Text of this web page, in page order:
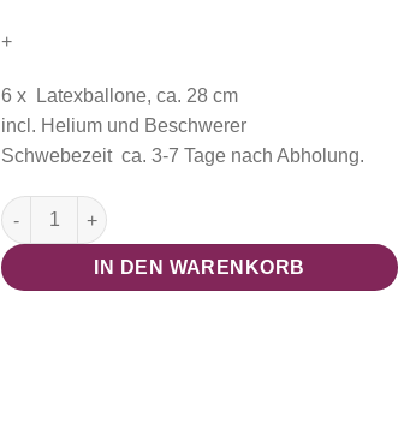
+
6 x Latexballone, ca. 28 cm
incl. Helium und Beschwerer
Schwebezeit ca. 3-7 Tage nach Abholung.
Set "Folienballon Flugzeug Bär" Menge
IN DEN WARENKORB